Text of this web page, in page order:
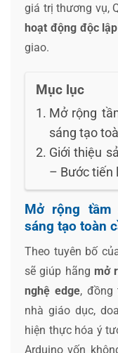
giá trị thương vụ,
hoạt động độc lập
giao.
Mục lục
Mở rộng
sáng tạo
Giới thiệu
– Bước tiến
Mở rộng tầm
sáng tạo toàn
Theo tuyên bố
sẽ giúp hãng mở
nghệ edge, đồng
nhà giáo dục,
hiện thực hóa ý
Arduino vốn